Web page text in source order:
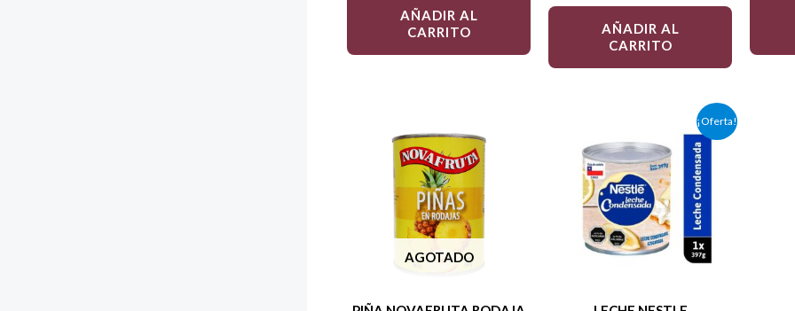
AÑADIR AL
CARRITO
AÑADIR AL
CARRITO
AGOTADO
¡Oferta!
original
era:
$90.540.
precio
actual
es:
$82.100.